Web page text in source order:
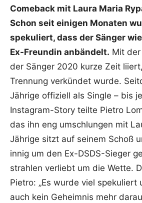
Comeback mit Laura Maria
Schon seit einigen Monaten
spekuliert, dass der Sänger
Ex-Freundin anbändelt. Mit
der Sänger 2020 kurze Zeit
Trennung verkündet wurde.
Jährige offiziell als Single – bis
Instagram-Story teilte Pietro
das ihn eng umschlungen mit
Jährige sitzt auf seinem Schoß
innig um den Ex-DSDS-Sieger
strahlen verliebt um die Wette.
Pietro: „Es wurde viel spekuliert
auch kein Geheimnis mehr